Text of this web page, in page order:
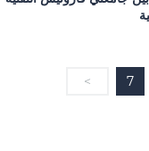
7
>